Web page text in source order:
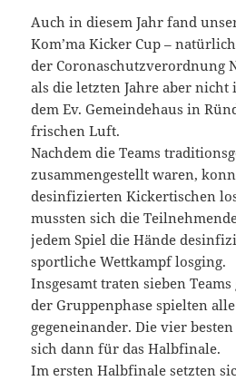
Auch in diesem Jahr fand
Kom’ma Kicker Cup –
der Coronaschutzverordnung
als die letzten Jahre aber
dem Ev. Gemeindehaus in
frischen Luft.
Nachdem die Teams
zusammengestellt waren,
desinfizierten Kickertischen
mussten sich die
jedem Spiel die Hände
sportliche Wettkampf losging.
Insgesamt traten sieben
der Gruppenphase spielten
gegeneinander. Die vier
sich dann für das Halbfinale.
Im ersten Halbfinale setzten